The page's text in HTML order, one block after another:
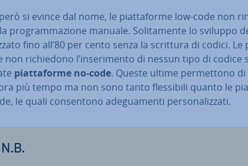
si evince dal nome, le piat­ta­for­me low-code non
pro­gram­ma­zio­ne manuale. So­li­ta­men­te lo sviluppo
fino all’80 per cento senza la scrittura di codici.
non ri­chie­do­no l’in­se­ri­men­to di nessun tipo di codice
piat­ta­for­me no-code. Queste ultime per­met­to­no
più tempo ma non sono tanto fles­si­bi­li quanto le
le quali con­sen­to­no ade­gua­men­ti per­so­na­liz­za­ti.
N.B.